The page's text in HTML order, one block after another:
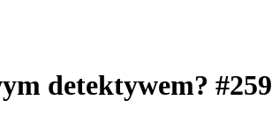
detektywem? #259